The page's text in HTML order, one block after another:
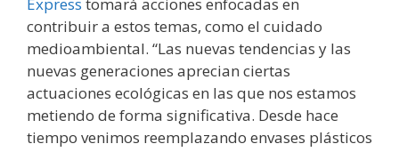
contribuir a estos temas, como el cuidado
medioambiental. “Las nuevas tendencias y las
nuevas generaciones aprecian ciertas
actuaciones ecológicas en las que nos estamos
metiendo de forma significativa. Desde hace
tiempo venimos reemplazando envases plásticos